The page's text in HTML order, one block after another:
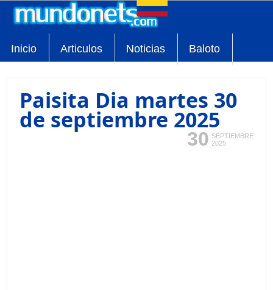
Inicio Articulos Noticias Baloto
Paisita Dia martes 30
de septiembre 2025
30 SEPTIEMBRE
2025